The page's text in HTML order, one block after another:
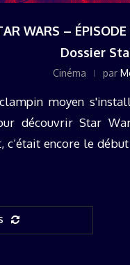
WARS –
Dossier
Cinéma par
moyen
découvrir Star
c’était encore le